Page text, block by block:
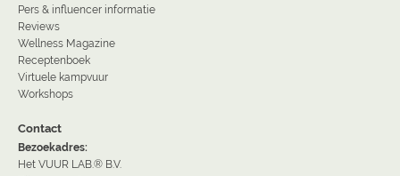
Pers & influencer informatie
Reviews
Wellness Magazine
Receptenboek
Virtuele kampvuur
Workshops
Contact
Bezoekadres:
Het VUUR LAB.® B.V.